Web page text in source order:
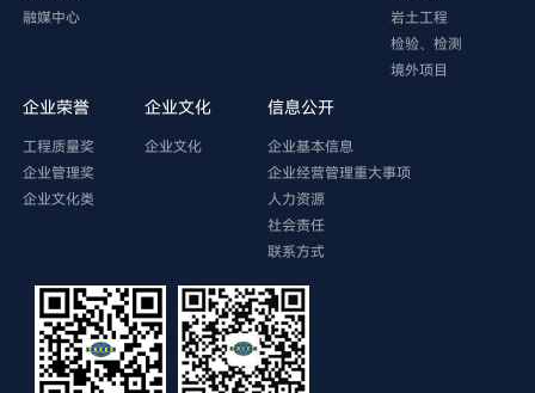
融媒中心
岩土工程
检验、检测
境外项目
企业荣誉
工程质量奖
企业管理奖
企业文化类
企业文化
企业文化
信息公开
企业基本信息
企业经营管理重大事项
人力资源
社会责任
联系方式